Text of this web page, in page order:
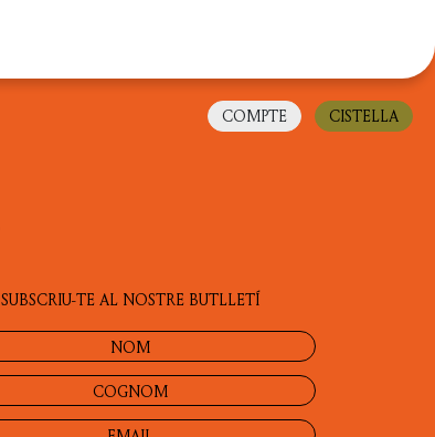
COMPTE CISTELLA
SUBSCRIU-TE AL NOSTRE BUTLLETÍ